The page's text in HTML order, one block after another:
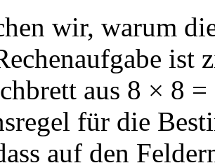
wir, warum
ist
aus 8 × 8
für die
auf den